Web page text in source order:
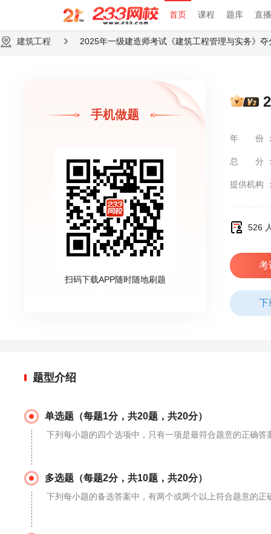
首页 课程 题库 直
建筑工程 2025年一级建造师考试《建筑工程管理与实务》夺
手机做题
扫码下载APP随时随地刷题
年份
总分
提供机构
526
考
下
题型介绍
单选题（每题1分，共20题，共20分）
下列每小题的四个选项中，只有一项是最符合题意的正确
多选题（每题2分，共10题，共20分）
下列每小题的备选答案中，有两个或两个以上符合题意的